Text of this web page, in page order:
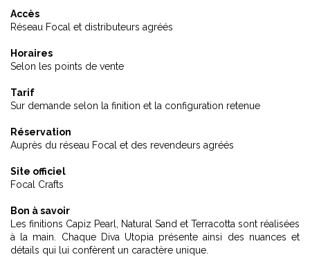
Accès
Réseau Focal et distributeurs agréés
Horaires
Selon les points de vente
Tarif
Sur demande selon la finition et la configuration retenue
Réservation
Auprès du réseau Focal et des revendeurs agréés
Site officiel
Focal Crafts
Bon à savoir
Les finitions Capiz Pearl, Natural Sand et Terracotta sont réalisées
à la main. Chaque Diva Utopia présente ainsi des nuances et
détails qui lui confèrent un caractère unique.